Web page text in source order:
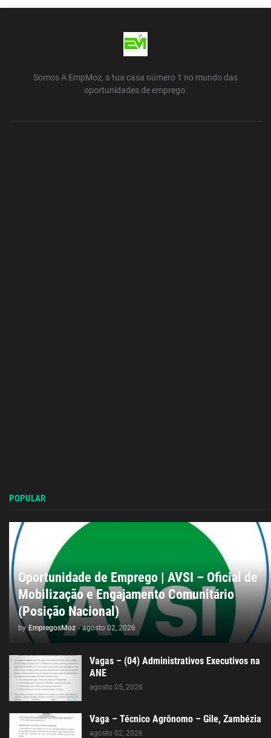
Somos A EmpMoz, a tua casa número 1 no mundo das
oportunidades de emprego.
POPULAR
Oportunidade de Emprego | AVSI – Oficial de
Mobilização e Engajamento Comunitário
(Posição Nacional)
by EmpregosMoz - agosto 02, 2026
Vagas – (04) Administrativos Executivos na
ANE
agosto 05, 2026
Vaga – Técnico Agrônomo – Gile, Zambézia
agosto 02, 2026